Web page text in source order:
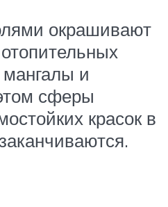
окрашивают
и
сферы
красок в